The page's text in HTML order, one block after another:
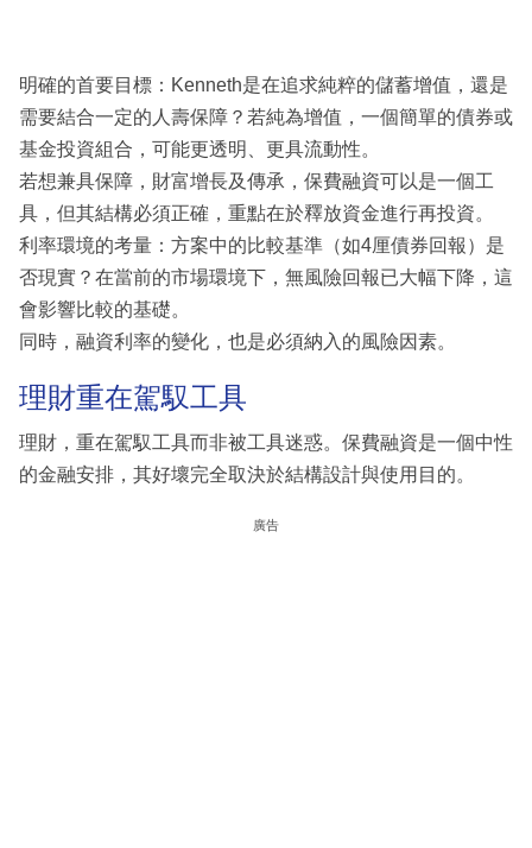
明確的首要目標：Kenneth是在追求純粹的儲蓄增值，還是
需要結合一定的人壽保障？若純為增值，一個簡單的債券或
基金投資組合，可能更透明、更具流動性。
若想兼具保障，財富增長及傳承，保費融資可以是一個工
具，但其結構必須正確，重點在於釋放資金進行再投資。
利率環境的考量：方案中的比較基準（如4厘債券回報）是
否現實？在當前的市場環境下，無風險回報已大幅下降，這
會影響比較的基礎。
同時，融資利率的變化，也是必須納入的風險因素。
理財重在駕馭工具
理財，重在駕馭工具而非被工具迷惑。保費融資是一個中性
的金融安排，其好壞完全取決於結構設計與使用目的。
廣告